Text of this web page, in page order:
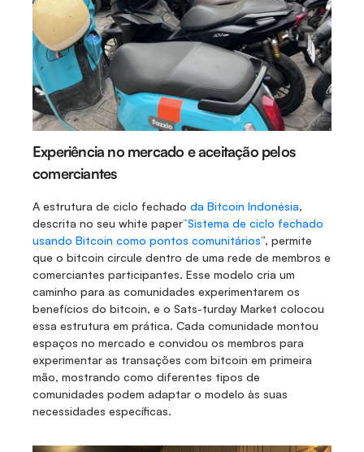
Experiência no mercado e aceitação pelos
comerciantes
A estrutura de ciclo fechado da Bitcoin Indonésia,
descrita no seu white paper“Sistema de ciclo fechado
usando Bitcoin como pontos comunitários”, permite
que o bitcoin circule dentro de uma rede de membros e
comerciantes participantes. Esse modelo cria um
caminho para as comunidades experimentarem os
benefícios do bitcoin, e o Sats-turday Market colocou
essa estrutura em prática. Cada comunidade montou
espaços no mercado e convidou os membros para
experimentar as transações com bitcoin em primeira
mão, mostrando como diferentes tipos de
comunidades podem adaptar o modelo às suas
necessidades específicas.